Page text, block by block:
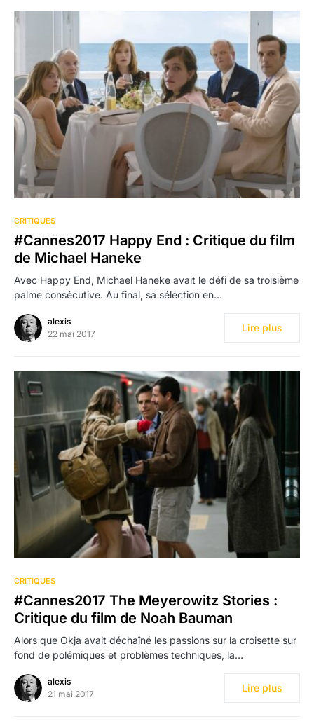
CRITIQUES
#Cannes2017 Happy End : Critique du film
de Michael Haneke
Avec Happy End, Michael Haneke avait le défi de sa troisième
palme consécutive. Au final, sa sélection en…
alexis
22 mai 2017
Lire plus
CRITIQUES
#Cannes2017 The Meyerowitz Stories :
Critique du film de Noah Bauman
Alors que Okja avait déchaîné les passions sur la croisette sur
fond de polémiques et problèmes techniques, la…
alexis
21 mai 2017
Lire plus